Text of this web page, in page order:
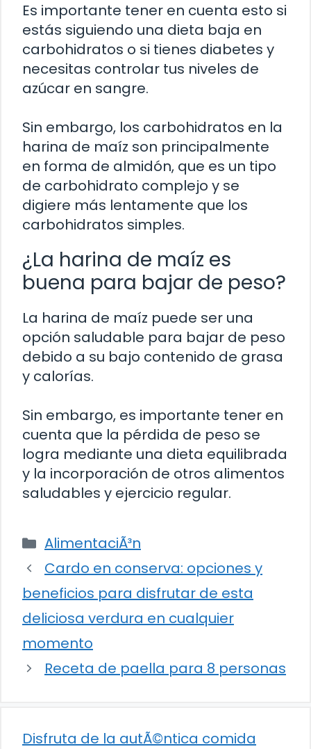
Es importante tener en cuenta esto si
estás siguiendo una dieta baja en
carbohidratos o si tienes diabetes y
necesitas controlar tus niveles de
azúcar en sangre.
Sin embargo, los carbohidratos en la
harina de maíz son principalmente
en forma de almidón, que es un tipo
de carbohidrato complejo y se
digiere más lentamente que los
carbohidratos simples.
¿La harina de maíz es
buena para bajar de peso?
La harina de maíz puede ser una
opción saludable para bajar de peso
debido a su bajo contenido de grasa
y calorías.
Sin embargo, es importante tener en
cuenta que la pérdida de peso se
logra mediante una dieta equilibrada
y la incorporación de otros alimentos
saludables y ejercicio regular.
Categorías
AlimentaciÃ³n
Cardo en conserva: opciones y
beneficios para disfrutar de esta
deliciosa verdura en cualquier
momento
Receta de paella para 8 personas
Disfruta de la autÃ©ntica comida